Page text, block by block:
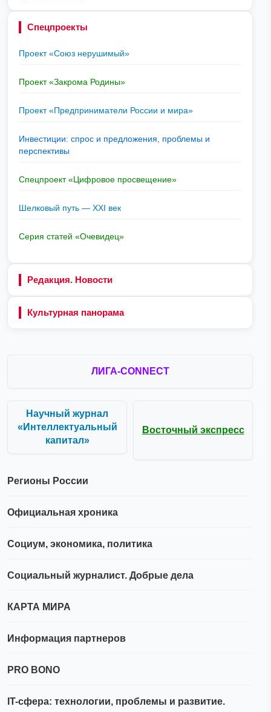
Спецпроекты
Проект «Союз нерушимый»
Проект «Закрома Родины»
Проект «Предприниматели России и мира»
Инвестиции: спрос и предложения, проблемы и
перспективы
Спецпроект «Цифровое просвещение»
Шелковый путь — XXI век
Серия статей «Очевидец»
Редакция. Новости
Культурная панорама
ЛИГА-CONNECT
Научный журнал
«Интеллектуальный
капитал»
Восточный экспресс
Регионы России
Официальная хроника
Социум, экономика, политика
Социальный журналист. Добрые дела
КАРТА МИРА
Информация партнеров
PRO BONO
IT-сфера: технологии, проблемы и развитие.